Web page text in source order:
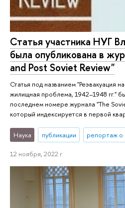
Статья участника НУГ
была опубликована в
and Post Soviet Review"
Статья под названием "Реэвакуация
жилищная проблема, 1942–1948 гг."
последнем номере журнала "The
который индексируется в первой
Наука публикации репортаж о
12 ноября, 2022 г.